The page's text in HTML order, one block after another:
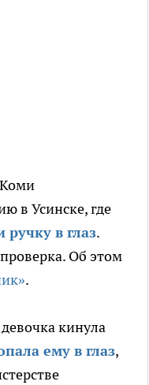
в Усинске, где
ручку в глаз.
Об этом
.
кинула
ему в глаз,